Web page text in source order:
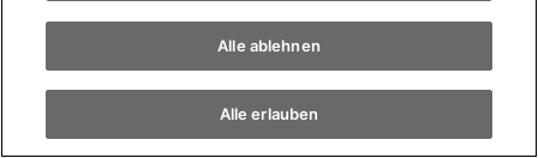
Angebote anzeigen Angebote anzeigen
Alle ablehnen
Alle erlauben